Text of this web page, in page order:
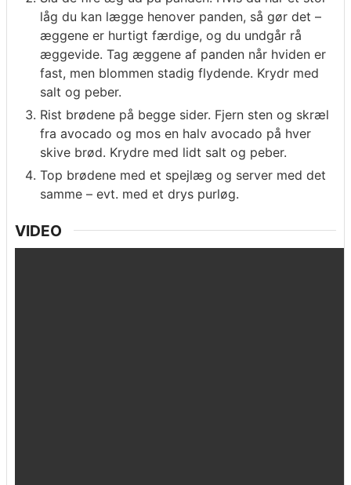
låg du kan lægge henover panden, så gør det –
æggene er hurtigt færdige, og du undgår rå
æggevide. Tag æggene af panden når hviden er
fast, men blommen stadig flydende. Krydr med
salt og peber.
Rist brødene på begge sider. Fjern sten og skræl
fra avocado og mos en halv avocado på hver
skive brød. Krydre med lidt salt og peber.
Top brødene med et spejlæg og server med det
samme – evt. med et drys purløg.
VIDEO